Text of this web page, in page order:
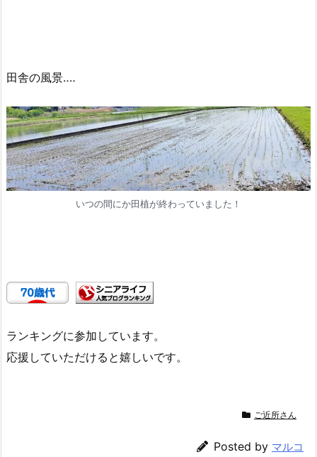
田舎の風景‥‥
いつの間にか田植が終わっていました！
ランキングに参加しています。
応援していただけると嬉しいです。
ご近所さん
Posted by マルコ